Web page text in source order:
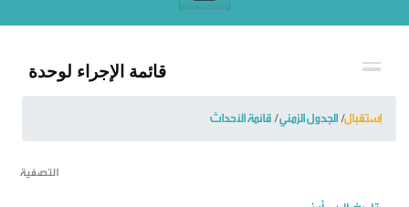
قائمة الإجراء لوحدة
إستقبال الجدول الزمني قائمة الأحداث
التصفية